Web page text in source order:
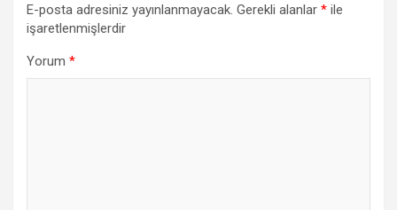
E-posta adresiniz yayınlanmayacak. Gerekli alanlar * ile
işaretlenmişlerdir
Yorum *